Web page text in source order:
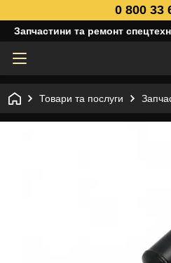
0 800 33
Запчастини та ремонт
Товари та послуги